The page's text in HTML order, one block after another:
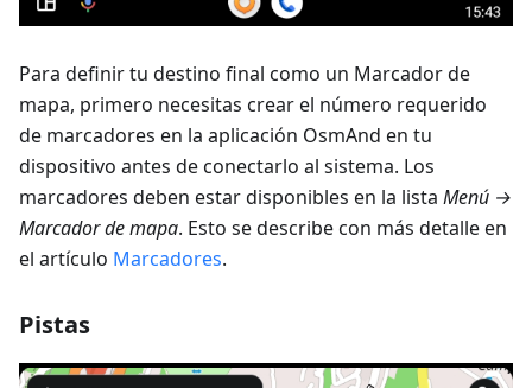
Para definir tu destino final como un Marcador de
mapa, primero necesitas crear el número requerido
de marcadores en la aplicación OsmAnd en tu
dispositivo antes de conectarlo al sistema. Los
marcadores deben estar disponibles en la lista Menú →
Marcador de mapa. Esto se describe con más detalle en
el artículo Marcadores.
Pistas